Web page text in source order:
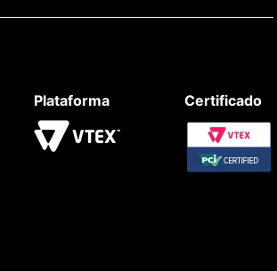
Plataforma Certificado